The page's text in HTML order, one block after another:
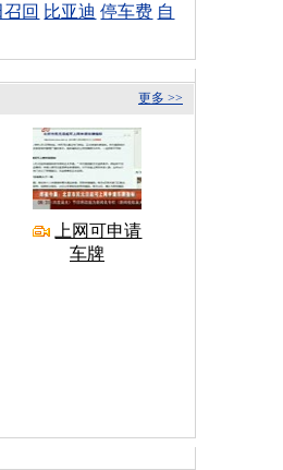
回 比亚迪 停车费 自
更多 >>
上网可申请
车牌